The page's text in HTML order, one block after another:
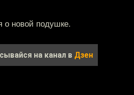
о новой подушке.
на канал в Дзен